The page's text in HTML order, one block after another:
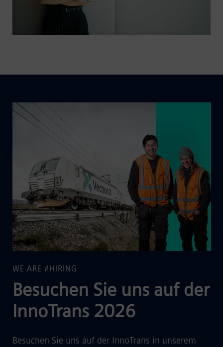
WE ARE #HIRING
Besuchen Sie uns auf der
InnoTrans 2026
Besuchen Sie uns auf der InnoTrans in unserem